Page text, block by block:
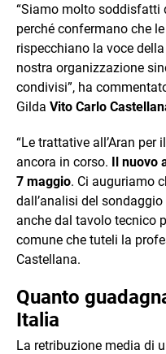
“Siamo molto soddisfatti
perché confermano che
rispecchiano la voce
nostra organizzazione
condivisi”, ha
Gilda Vito Carlo
“Le trattative all’Aran
ancora in corso. Il nuovo
7 maggio. Ci auguriamo
dall’analisi del
anche dal tavolo tecnico
comune che tuteli la
Castellana.
Quanto
Italia
La retribuzione media di